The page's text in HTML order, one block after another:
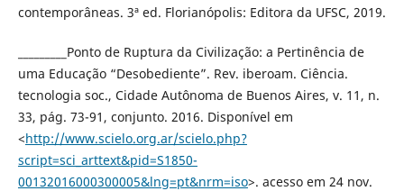
contemporâneas. 3ª ed. Florianópolis: Editora da UFSC, 2019.
_________Ponto de Ruptura da Civilização: a Pertinência de
uma Educação “Desobediente”. Rev. iberoam. Ciência.
tecnologia soc., Cidade Autônoma de Buenos Aires, v. 11, n.
33, pág. 73-91, conjunto. 2016. Disponível em
<http://www.scielo.org.ar/scielo.php?
script=sci_arttext&pid=S1850-
00132016000300005&lng=pt&nrm=iso>. acesso em 24 nov.